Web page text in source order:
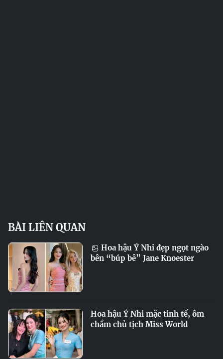
BÀI LIÊN QUAN
Hoa hậu Ý Nhi đẹp ngọt ngào
bên “búp bê” Jane Knoester
Hoa hậu Ý Nhi mặc tinh tế, ôm
chầm chủ tịch Miss World